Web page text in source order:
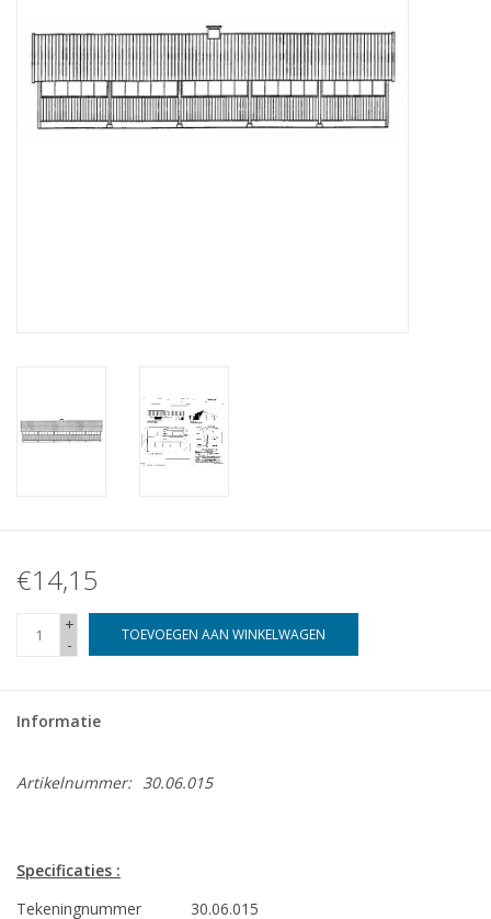
Nieuwe tekeningen
NIEUWE TIJDSCHRIFTEN
€14,15
+
-
TOEVOEGEN AAN WINKELWAGEN
Informatie
Artikelnummer: 30.06.015
Specificaties :
Tekeningnummer
30.06.015